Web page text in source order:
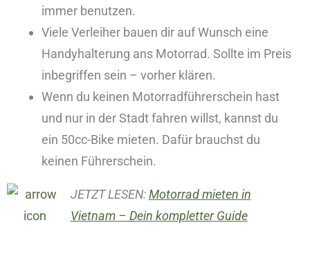
immer benutzen.
Viele Verleiher bauen dir auf Wunsch eine
Handyhalterung ans Motorrad. Sollte im Preis
inbegriffen sein – vorher klären.
Wenn du keinen Motorradführerschein hast
und nur in der Stadt fahren willst, kannst du
ein 50cc-Bike mieten. Dafür brauchst du
keinen Führerschein.
JETZT LESEN:Motorrad mieten in
Vietnam – Dein kompletter Guide